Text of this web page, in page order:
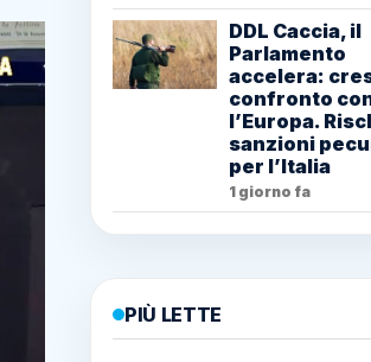
DDL Caccia, il
Parlamento
accelera:
confronto
l’Europa.
sanzioni
per l’Italia
1 giorno fa
PIÙ LETTE